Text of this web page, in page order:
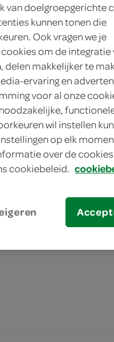
van doelgroepgerichte
kunnen tonen die
Ook vragen we je
om de integratie
makkelijker te
ervaring en
voor al onze
wil instellen
op elk
over de
cookiebeleid.